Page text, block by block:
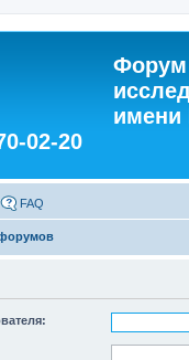
Форум
имени
02-20
FAQ